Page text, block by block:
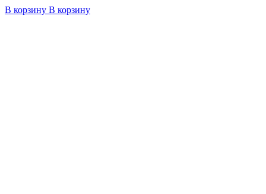
В корзину В корзину